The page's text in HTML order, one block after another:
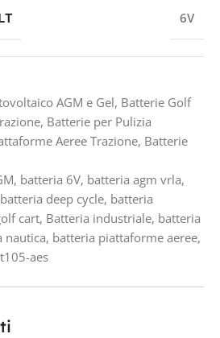
6V
AGM e Gel, Batterie Golf
, Batterie per Pulizia
Aeree Trazione, Batterie
, batteria 6V, batteria agm vrla,
batteria deep cycle, batteria
cart, Batteria industriale, batteria
nautica, batteria piattaforme aeree,
aes